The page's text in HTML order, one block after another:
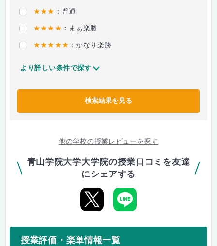
★★★ ：普通
★★★★ ：まぁ楽勝
★★★★★ ：かなり楽勝
より詳しい条件で探す
検索結果を見る
他の学校の授業レビューを探す
青山学院大学大学院の授業口コミを友達
にシェアする
授業評価・楽単情報一覧